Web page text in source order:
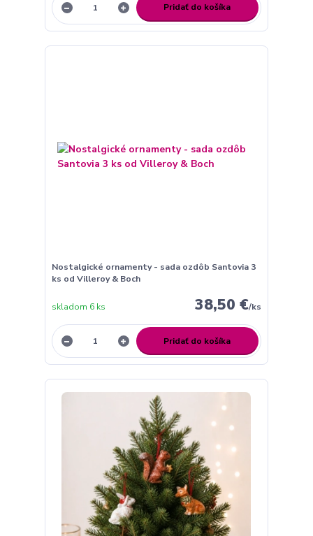
Pridať do košíka
Nostalgické ornamenty - sada ozdôb Santovia 3
ks od Villeroy & Boch
38,50 €/ks
skladom 6 ks
Pridať do košíka